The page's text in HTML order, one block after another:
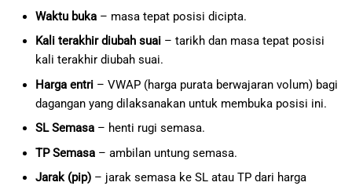
Waktu buka– masa tepat posisi dicipta.
Kali terakhir diubah suai– tarikh dan masa tepat posisi
kali terakhir diubah suai.
Harga entri– VWAP (harga purata berwajaran volum) bagi
dagangan yang dilaksanakan untuk membuka posisi ini.
SL Semasa– henti rugi semasa.
TP Semasa– ambilan untung semasa.
Jarak (pip)– jarak semasa ke SL atau TP dari harga